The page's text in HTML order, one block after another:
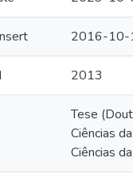
2016-10-
2013
Tese
Ciências
Ciências